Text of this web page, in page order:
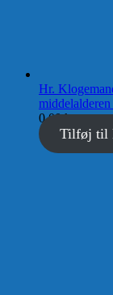
Hr.
0,00kr.
Tilføj til